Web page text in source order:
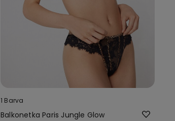
1 Barva
Balkonetka Paris Jungle Glow